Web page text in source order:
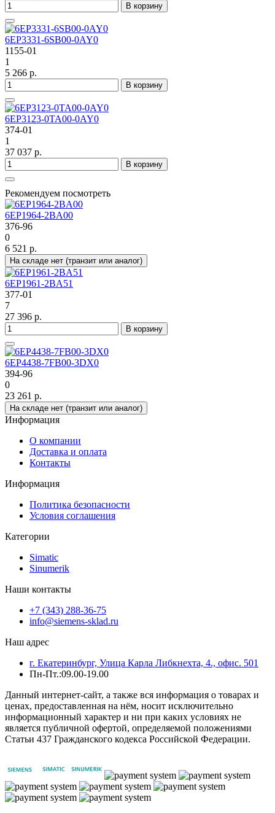
В корзину
6EP3331-6SB00-0AY0
1155-01
1
5 266 р.
В корзину
6EP3123-0TA00-0AY0
374-01
1
37 037 р.
В корзину
Рекомендуем посмотреть
6EP1964-2BA00
376-96
0
6 521 р.
На складе нет (транзит или аналог)
6EP1961-2BA51
377-01
7
27 396 р.
В корзину
6EP4438-7FB00-3DX0
394-96
0
23 261 р.
На складе нет (транзит или аналог)
Информация
О компании
Доставка и оплата
Контакты
Информация
Политика безопасности
Условия соглашения
Категории
Simatic
Sinumerik
Наши контакты
+7 (343) 288-36-75
info@siemens-sklad.ru
Наш адрес
г. Екатеринбург, Улица Карла Либкнехта, 4., офис. 501
Пн-Пт.:09.00-19.00
Данный интернет-сайт, а также вся информация о товарах и
ценах, предоставленная на нём, носит исключительно
информационный характер и ни при каких условиях не
является публичной офертой, определяемой положениями
Статьи 437 Гражданского кодекса Российской Федерации.